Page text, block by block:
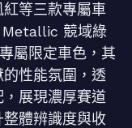
等三款專屬車
Metallic 競域綠
屬限定車色，其
性能氛圍，透
展現濃厚賽道
體辨識度與收